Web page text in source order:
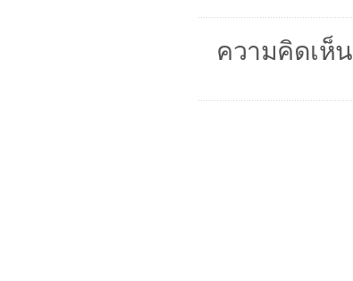
ความคิดเห็น